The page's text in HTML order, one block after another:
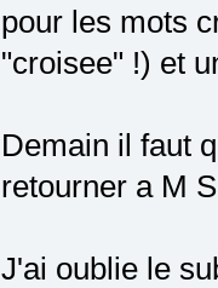
pour les mots
"croisee" !) et
Demain il faut
retourner a M
J'ai oublie le